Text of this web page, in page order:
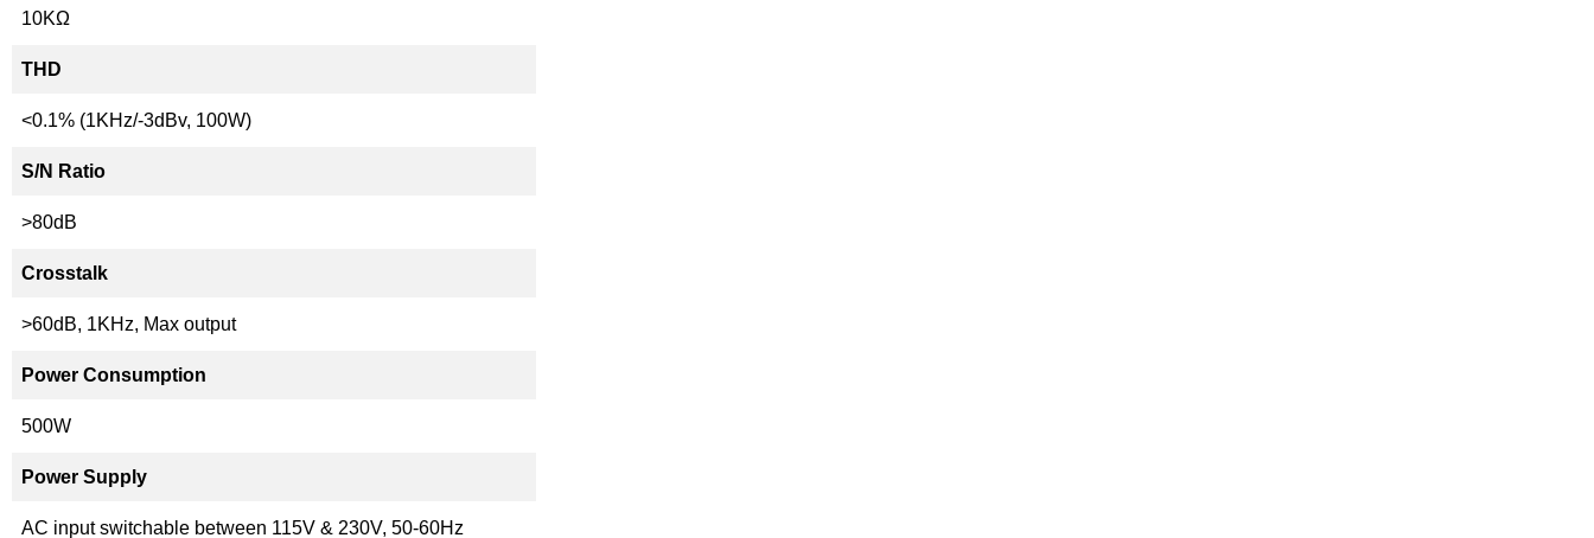
10KΩ
THD
<0.1% (1KHz/-3dBv, 100W)
S/N Ratio
>80dB
Crosstalk
>60dB, 1KHz, Max output
Power Consumption
500W
Power Supply
AC input switchable between 115V & 230V, 50-60Hz